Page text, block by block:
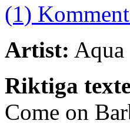
(1)
Artist: Aqua
Riktiga
Come on